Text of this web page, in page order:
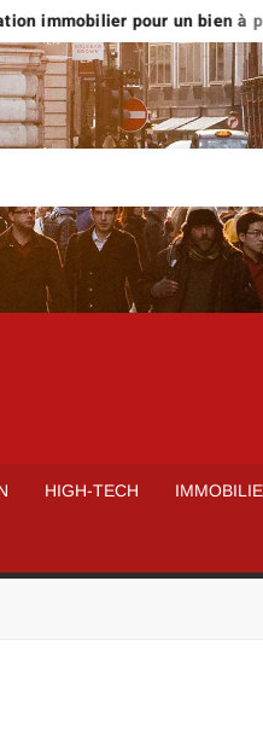
pour un bien à plus
HIGH-TECH